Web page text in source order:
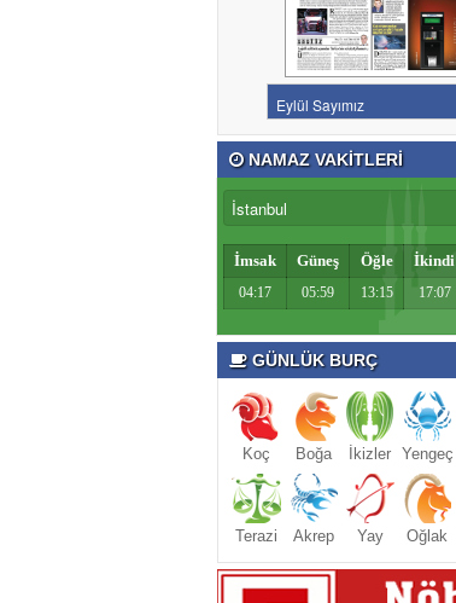
NAMAZ VAKİTLERİ
İmsak Güneş Öğle İkindi
04:17 05:59 13:15 17:07
GÜNLÜK BURÇ
Koç Boğa İkizler Yengeç
Terazi Akrep Yay Oğlak